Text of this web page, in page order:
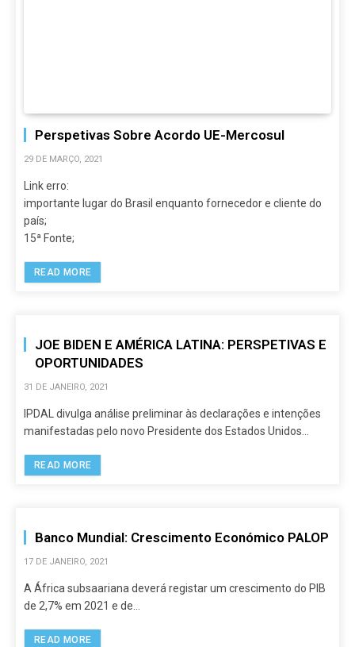
Perspetivas Sobre Acordo UE-Mercosul
29 DE MARÇO, 2021
Link erro:
importante lugar do Brasil enquanto fornecedor e cliente do
país;
15ª Fonte;
READ MORE
JOE BIDEN E AMÉRICA LATINA: PERSPETIVAS E
OPORTUNIDADES
31 DE JANEIRO, 2021
IPDAL divulga análise preliminar às declarações e intenções
manifestadas pelo novo Presidente dos Estados Unidos…
READ MORE
Banco Mundial: Crescimento Económico PALOP
17 DE JANEIRO, 2021
A África subsaariana deverá registar um crescimento do PIB
de 2,7% em 2021 e de…
READ MORE